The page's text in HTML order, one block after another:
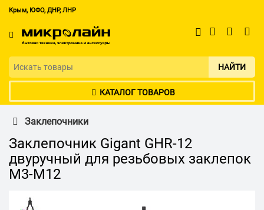
Крым, ЮФО, ДНР, ЛНР
НАЙТИ
КАТАЛОГ ТОВАРОВ
Заклепочники
Заклепочник Gigant GHR-12
двуручный для резьбовых заклепок
М3-М12